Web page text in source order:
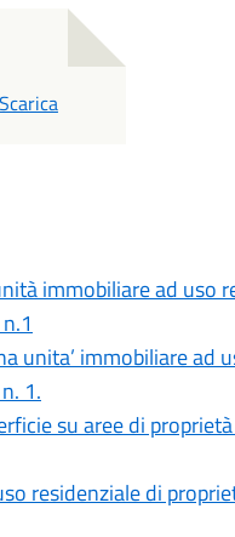
PDF
Scarica
immobiliare ad uso
unita’ immobiliare ad
1.
su aree di
residenziale di